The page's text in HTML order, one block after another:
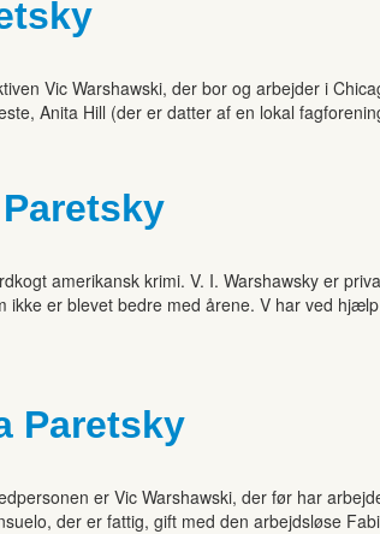
Vic Warshawski, der bor og arbejder i
Anita Hill (der er datter af en lokal
amerikansk krimi. V. I. Warshawsky er
ikke er blevet bedre med årene. V har ved
Paretsky
er Vic Warshawski, der før har
der er fattig, gift med den arbejdsløse